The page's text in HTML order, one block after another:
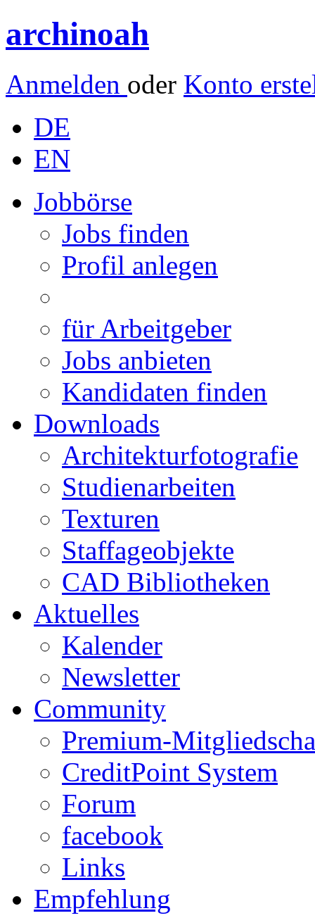
archinoah
Anmelden oder Konto
DE
EN
Jobbörse
Jobs finden
Profil anlegen
für Arbeitgeber
Jobs anbieten
Kandidaten finden
Downloads
Architekturfotografie
Studienarbeiten
Texturen
Staffageobjekte
CAD Bibliotheken
Aktuelles
Kalender
Newsletter
Community
Premium-
CreditPoint System
Forum
facebook
Links
Empfehlung